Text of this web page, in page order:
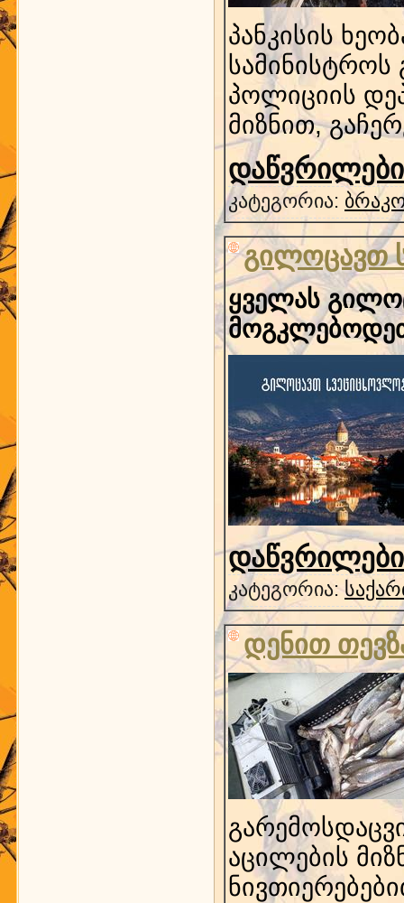
პანკისის
სამინისტროს
პოლიციის
მიზნით,
კატეგორია:
გილოცავთ
ყველას
კატეგორია:
დენით
აცილების